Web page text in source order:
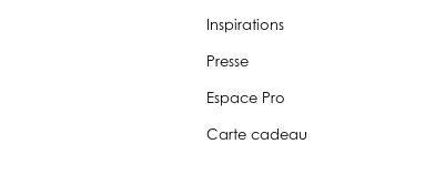
Inspirations
Presse
Espace Pro
Carte cadeau